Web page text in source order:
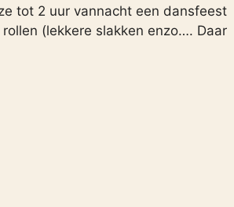
tot 2 uur vannacht een dansfeest
(lekkere slakken enzo…. Daar